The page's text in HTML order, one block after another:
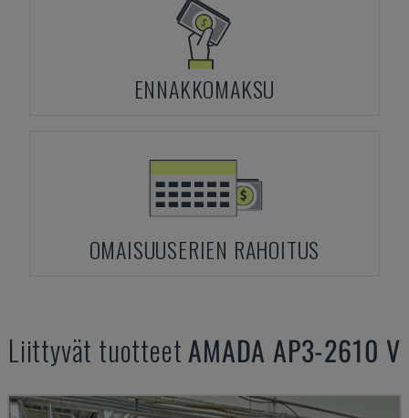
ENNAKKOMAKSU
OMAISUUSERIEN RAHOITUS
Liittyvät tuotteetAMADA AP3-2610 V